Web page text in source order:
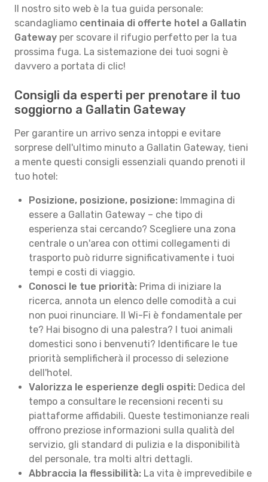
Il nostro sito web è la tua guida personale:
scandagliamo centinaia di offerte hotel a Gallatin
Gateway per scovare il rifugio perfetto per la tua
prossima fuga. La sistemazione dei tuoi sogni è
davvero a portata di clic!
Consigli da esperti per prenotare il tuo
soggiorno a Gallatin Gateway
Per garantire un arrivo senza intoppi e evitare
sorprese dell'ultimo minuto a Gallatin Gateway, tieni
a mente questi consigli essenziali quando prenoti il
tuo hotel:
Posizione, posizione, posizione: Immagina di
essere a Gallatin Gateway – che tipo di
esperienza stai cercando? Scegliere una zona
centrale o un'area con ottimi collegamenti di
trasporto può ridurre significativamente i tuoi
tempi e costi di viaggio.
Conosci le tue priorità: Prima di iniziare la
ricerca, annota un elenco delle comodità a cui
non puoi rinunciare. Il Wi-Fi è fondamentale per
te? Hai bisogno di una palestra? I tuoi animali
domestici sono i benvenuti? Identificare le tue
priorità semplificherà il processo di selezione
dell'hotel.
Valorizza le esperienze degli ospiti: Dedica del
tempo a consultare le recensioni recenti su
piattaforme affidabili. Queste testimonianze reali
offrono preziose informazioni sulla qualità del
servizio, gli standard di pulizia e la disponibilità
del personale, tra molti altri dettagli.
Abbraccia la flessibilità: La vita è imprevedibile e